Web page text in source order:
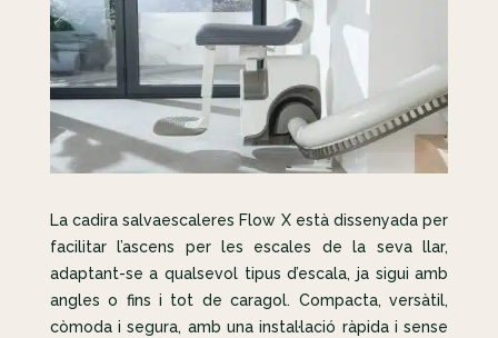
La cadira salvaescaleres Flow X està dissenyada per
facilitar l’ascens per les escales de la seva llar,
adaptant-se a qualsevol tipus d’escala, ja sigui amb
angles o fins i tot de caragol. Compacta, versàtil,
còmoda i segura, amb una instal·lació ràpida i sense